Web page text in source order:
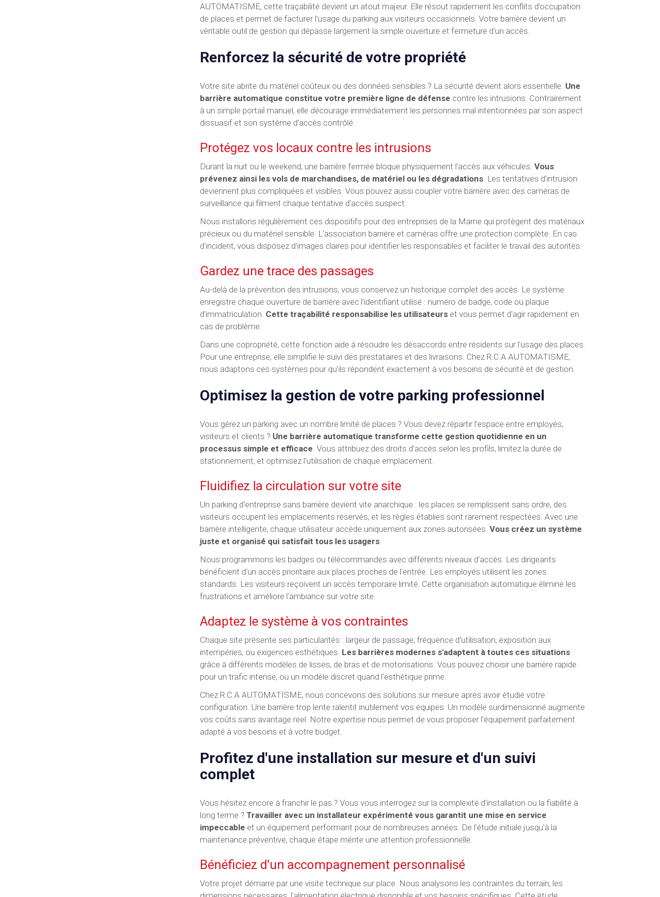
AUTOMATISME, cette traçabilité devient un atout majeur. Elle résout rapidement les conflits d'occupation
de places et permet de facturer l'usage du parking aux visiteurs occasionnels. Votre barrière devient un
véritable outil de gestion qui dépasse largement la simple ouverture et fermeture d'un accès.
Renforcez la sécurité de votre propriété
Votre site abrite du matériel coûteux ou des données sensibles ? La sécurité devient alors essentielle. Une
barrière automatique constitue votre première ligne de défense contre les intrusions. Contrairement
à un simple portail manuel, elle décourage immédiatement les personnes mal intentionnées par son aspect
dissuasif et son système d'accès contrôlé.
Protégez vos locaux contre les intrusions
Durant la nuit ou le weekend, une barrière fermée bloque physiquement l'accès aux véhicules. Vous
prévenez ainsi les vols de marchandises, de matériel ou les dégradations. Les tentatives d'intrusion
deviennent plus compliquées et visibles. Vous pouvez aussi coupler votre barrière avec des caméras de
surveillance qui filment chaque tentative d'accès suspect.
Nous installons régulièrement ces dispositifs pour des entreprises de la Marne qui protègent des matériaux
précieux ou du matériel sensible. L'association barrière et caméras offre une protection complète. En cas
d'incident, vous disposez d'images claires pour identifier les responsables et faciliter le travail des autorités.
Gardez une trace des passages
Au-delà de la prévention des intrusions, vous conservez un historique complet des accès. Le système
enregistre chaque ouverture de barrière avec l'identifiant utilisé : numéro de badge, code ou plaque
d'immatriculation. Cette traçabilité responsabilise les utilisateurset vous permet d'agir rapidement en
cas de problème.
Dans une copropriété, cette fonction aide à résoudre les désaccords entre résidents sur l'usage des places.
Pour une entreprise, elle simplifie le suivi des prestataires et des livraisons. Chez R.C.A AUTOMATISME,
nous adaptons ces systèmes pour qu'ils répondent exactement à vos besoins de sécurité et de gestion.
Optimisez la gestion de votre parking professionnel
Vous gérez un parking avec un nombre limité de places ? Vous devez répartir l'espace entre employés,
visiteurs et clients ? Une barrière automatique transforme cette gestion quotidienne en un
processus simple et efficace. Vous attribuez des droits d'accès selon les profils, limitez la durée de
stationnement, et optimisez l'utilisation de chaque emplacement.
Fluidifiez la circulation sur votre site
Un parking d'entreprise sans barrière devient vite anarchique : les places se remplissent sans ordre, des
visiteurs occupent les emplacements réservés, et les règles établies sont rarement respectées. Avec une
barrière intelligente, chaque utilisateur accède uniquement aux zones autorisées. Vous créez un système
juste et organisé qui satisfait tous les usagers.
Nous programmons les badges ou télécommandes avec différents niveaux d'accès. Les dirigeants
bénéficient d'un accès prioritaire aux places proches de l'entrée. Les employés utilisent les zones
standards. Les visiteurs reçoivent un accès temporaire limité. Cette organisation automatique élimine les
frustrations et améliore l'ambiance sur votre site.
Adaptez le système à vos contraintes
Chaque site présente ses particularités : largeur de passage, fréquence d'utilisation, exposition aux
intempéries, ou exigences esthétiques. Les barrières modernes s'adaptent à toutes ces situations
grâce à différents modèles de lisses, de bras et de motorisations. Vous pouvez choisir une barrière rapide
pour un trafic intense, ou un modèle discret quand l'esthétique prime.
Chez R.C.A AUTOMATISME, nous concevons des solutions sur mesure après avoir étudié votre
configuration. Une barrière trop lente ralentit inutilement vos équipes. Un modèle surdimensionné augmente
vos coûts sans avantage réel. Notre expertise nous permet de vous proposer l'équipement parfaitement
adapté à vos besoins et à votre budget.
Profitez d'une installation sur mesure et d'un suivi
complet
Vous hésitez encore à franchir le pas ? Vous vous interrogez sur la complexité d'installation ou la fiabilité à
long terme ? Travailler avec un installateur expérimenté vous garantit une mise en service
impeccable et un équipement performant pour de nombreuses années. De l'étude initiale jusqu'à la
maintenance préventive, chaque étape mérite une attention professionnelle.
Bénéficiez d'un accompagnement personnalisé
Votre projet démarre par une visite technique sur place. Nous analysons les contraintes du terrain, les